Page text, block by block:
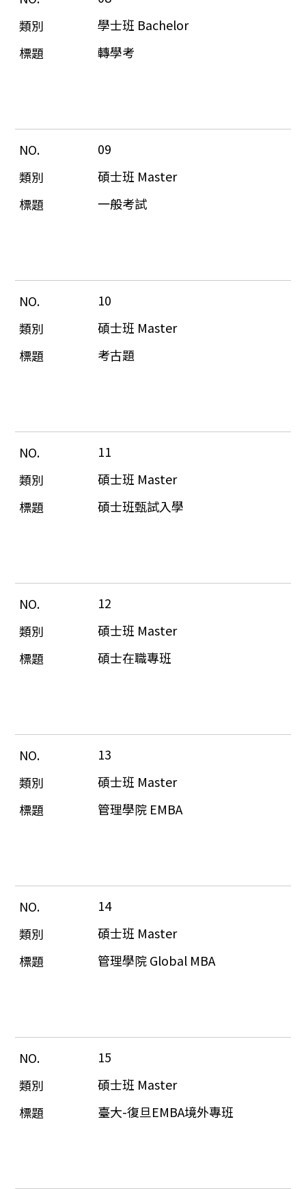
學士班 Bachelor
轉學考
09
碩士班 Master
一般考試
10
碩士班 Master
考古題
11
碩士班 Master
碩士班甄試入學
12
碩士班 Master
碩士在職專班
13
碩士班 Master
管理學院 EMBA
14
碩士班 Master
管理學院 Global MBA
15
碩士班 Master
臺大-復旦EMBA境外專班